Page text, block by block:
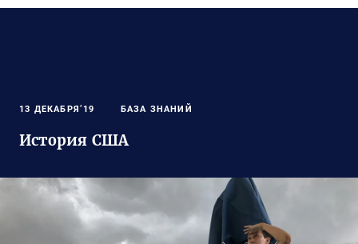
13 ДЕКАБРЯ’19 БАЗА ЗНАНИЙ
История США